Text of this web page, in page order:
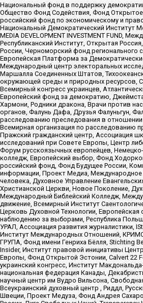
Национальный фонд в поддержку
Общество Фонд Содействия, Фонд
российский фонд по экономическому и
Национальный Демократический Институт
MEDIA DEVELOPMENT INVESTMENT FUND,
Республиканский Институт, Открытая
России, Черноморский фонд регионального
Европейская Платформа за
Международный центр электоральных
Маршалла Соединенных Штатов,
окружающей среды и природных ресурсов,
Всемирный конгресс украинцев,
Европейский фонд за демократию,
Хармони, Родники дракона, Врачи против
органов, Фалунь Дафа, Друзья Фалуньгун,
расследованию преследования в отношении
Всемирная организация по расследованию
Пражский гражданский центр, Ассоциация
исследований при Совете Европы, Центр
Форум русскоязычных европейцев,
колледж, Европейский выбор, Фонд
российский фонд, Фонд Будущее России,
информации, Проект Медиа, Международное
человека, Духовное Управление
Христианской Церкви, Новое Поколение,
Международный Библейский Колледж,
движение, Всемирный Институт
Церковь Духовной Технологии, Европейская
наблюдению за выборами, Республика
УРАЛ, Ассоциация развития журналистики,
Институт Международных Отношений,
ГРУПА, Фонд имени Генриха Бёлля, Stichting
Insider, Институт правовой инициативы
Европы, Фонд Открытой Эстонии, Calvert 22
украинский конгресс, Институт
национальная федерация Канады,
научный центр им Вудро Вильсона,
Всеукраинский духовный центр , Риддл,
Швеции, Проект Медуза, Фонд Андрея